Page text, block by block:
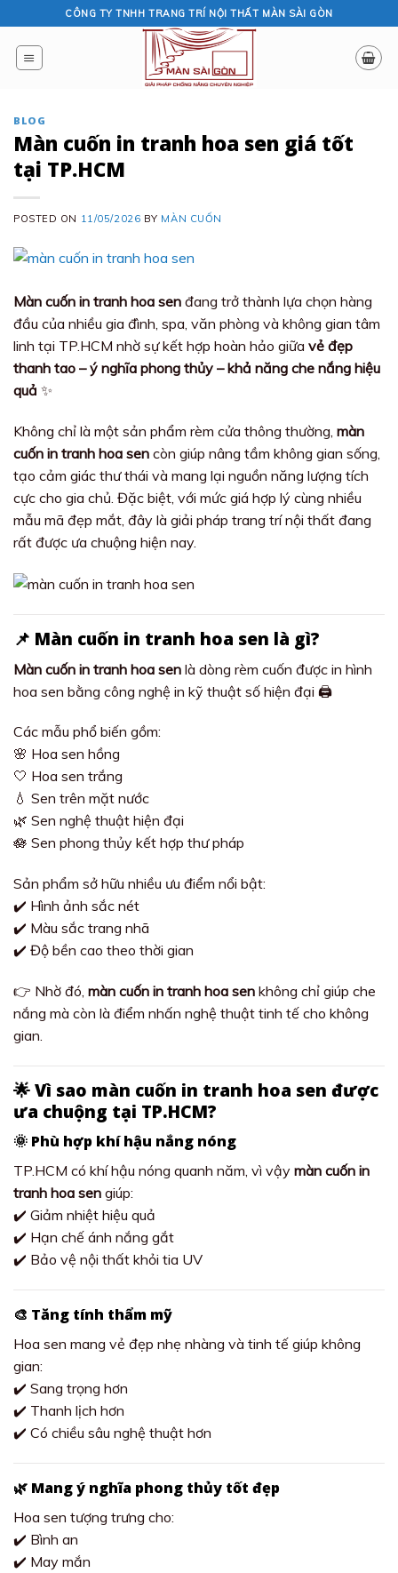
to
content
CÔNG TY TNHH TRANG TRÍ NỘI THẤT MÀN SÀI GÒN
BLOG
Màn cuốn in tranh hoa sen giá tốt
tại TP.HCM
POSTED ON 11/05/2026 BY MÀN CUỐN
Màn cuốn in tranh hoa sen đang trở thành lựa chọn hàng
đầu của nhiều gia đình, spa, văn phòng và không gian tâm
linh tại TP.HCM nhờ sự kết hợp hoàn hảo giữa vẻ đẹp
thanh tao – ý nghĩa phong thủy – khả năng che nắng hiệu
quả ✨
Không chỉ là một sản phẩm rèm cửa thông thường, màn
cuốn in tranh hoa sen còn giúp nâng tầm không gian sống,
tạo cảm giác thư thái và mang lại nguồn năng lượng tích
cực cho gia chủ. Đặc biệt, với mức giá hợp lý cùng nhiều
mẫu mã đẹp mắt, đây là giải pháp trang trí nội thất đang
rất được ưa chuộng hiện nay.
📌 Màn cuốn in tranh hoa sen là gì?
Màn cuốn in tranh hoa sen là dòng rèm cuốn được in hình
hoa sen bằng công nghệ in kỹ thuật số hiện đại 🖨️
Các mẫu phổ biến gồm:
🌸 Hoa sen hồng
🤍 Hoa sen trắng
💧 Sen trên mặt nước
🌿 Sen nghệ thuật hiện đại
🪷 Sen phong thủy kết hợp thư pháp
Sản phẩm sở hữu nhiều ưu điểm nổi bật:
✔️ Hình ảnh sắc nét
✔️ Màu sắc trang nhã
✔️ Độ bền cao theo thời gian
👉 Nhờ đó, màn cuốn in tranh hoa sen không chỉ giúp che
nắng mà còn là điểm nhấn nghệ thuật tinh tế cho không
gian.
🌟 Vì sao màn cuốn in tranh hoa sen được
ưa chuộng tại TP.HCM?
🌞 Phù hợp khí hậu nắng nóng
TP.HCM có khí hậu nóng quanh năm, vì vậy màn cuốn in
tranh hoa sen giúp:
✔️ Giảm nhiệt hiệu quả
✔️ Hạn chế ánh nắng gắt
✔️ Bảo vệ nội thất khỏi tia UV
🎨 Tăng tính thẩm mỹ
Hoa sen mang vẻ đẹp nhẹ nhàng và tinh tế giúp không
gian:
✔️ Sang trọng hơn
✔️ Thanh lịch hơn
✔️ Có chiều sâu nghệ thuật hơn
🌿 Mang ý nghĩa phong thủy tốt đẹp
Hoa sen tượng trưng cho:
✔️ Bình an
✔️ May mắn